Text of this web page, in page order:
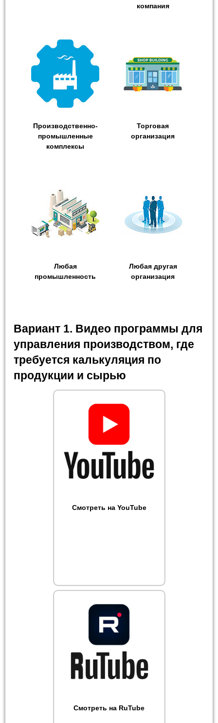
компания
Производственно-
промышленные
комплексы
Торговая
организация
Любая
промышленность
Любая другая
организация
Вариант 1. Видео программы для
управления производством, где
требуется калькуляция по
продукции и сырью
Смотреть на YouTube
Смотреть на RuTube